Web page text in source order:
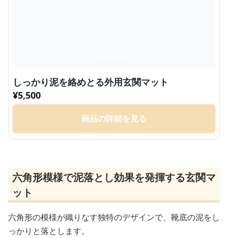
しっかり泥を絡めとる外用玄関マット
¥5,500
商品の詳細を見る
六角形模様で泥落とし効果を発揮する玄関マ
ット
六角形の模様が織りなす独特のデザインで、靴底の泥をし
っかりと落とします。